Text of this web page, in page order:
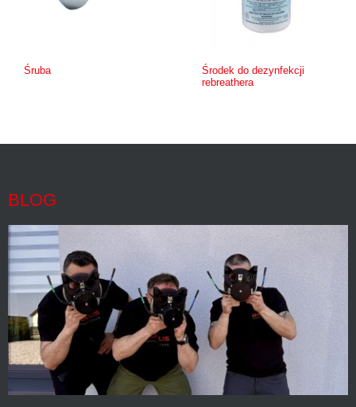
Śruba
Środek do dezynfekcji
rebreathera
BLOG